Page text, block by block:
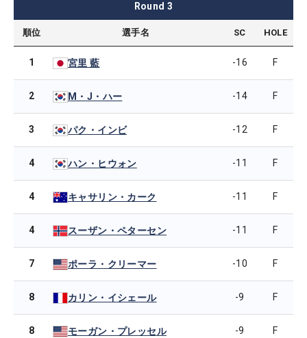
Round 3
順位 選手名 SC HOLE
1 宮里 藍 -16 F
2 M・J・ハー -14 F
3 パク・インビ -12 F
4 ハン・ヒウォン -11 F
4 キャサリン・カーク -11 F
4 スーザン・ペターセン -11 F
7 ポーラ・クリーマー -10 F
8 カリン・イシェール -9 F
8 モーガン・プレッセル -9 F